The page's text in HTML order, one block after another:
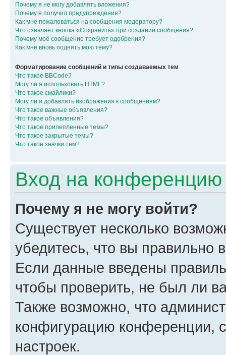
Почему я не могу добавлять вложения?
Почему я получил предупреждение?
Как мне пожаловаться на сообщения модератору?
Что означает кнопка «Сохранить» при создании сообщения?
Почему моё сообщение требует одобрения?
Как мне вновь поднять мою тему?
Форматирование сообщений и типы создаваемых тем
Что такое BBCode?
Могу ли я использовать HTML?
Что такое смайлики?
Могу ли я добавлять изображения к сообщениям?
Что такое важные объявления?
Что такое объявления?
Что такое прилепленные темы?
Что такое закрытые темы?
Что такое значки тем?
Вход на конференцию
Почему я не могу войти?
Существует несколько
убедитесь, что вы правильно
Если данные введены
чтобы проверить, не был ли
Также возможно, что
конфигурацию конференции,
настроек.